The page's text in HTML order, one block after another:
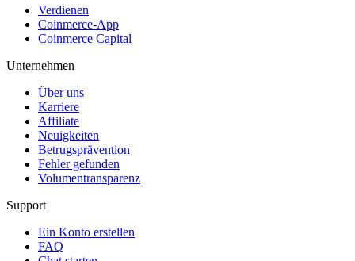
Verdienen
Coinmerce-App
Coinmerce Capital
Unternehmen
Über uns
Karriere
Affiliate
Neuigkeiten
Betrugsprävention
Fehler gefunden
Volumentransparenz
Support
Ein Konto erstellen
FAQ